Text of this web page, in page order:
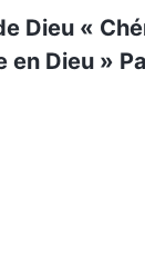
Dieu «
en Dieu »